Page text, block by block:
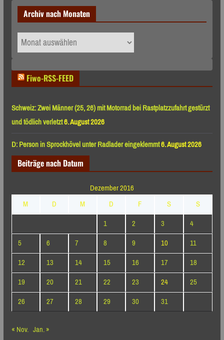
Archiv nach Monaten
Archiv
nach
Fiwo-RSS-FEED
Schweiz: Zwei Männer (25, 26) mit Motorrad bei Rastplatzzufahrt gestürzt
und tödlich verletzt6. August 2026
D: Person in Sprockhövel unter Radlader eingeklemmt6. August 2026
Beiträge nach Datum
Dezember 2016
M
D M D F S
S
1
2 3
4
5
6 7 8 9 10
11
12
13 14 15 16 17
18
19
20 21 22 23 24
25
26
27 28 29 30
31
« Nov. Jan. »